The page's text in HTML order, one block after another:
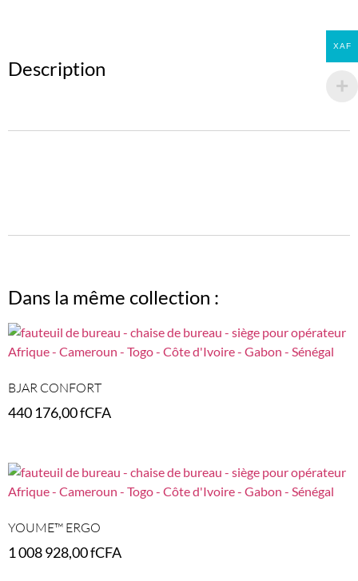
Description
Dans la même collection :
BJAR CONFORT
440 176,00fCFA
YOUME™ ERGO
1 008 928,00fCFA
XAF